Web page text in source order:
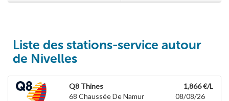
Liste des stations-service autour
de Nivelles
Q8 Thines
68 Chaussée De Namur
1,866 €/L
08/08/26